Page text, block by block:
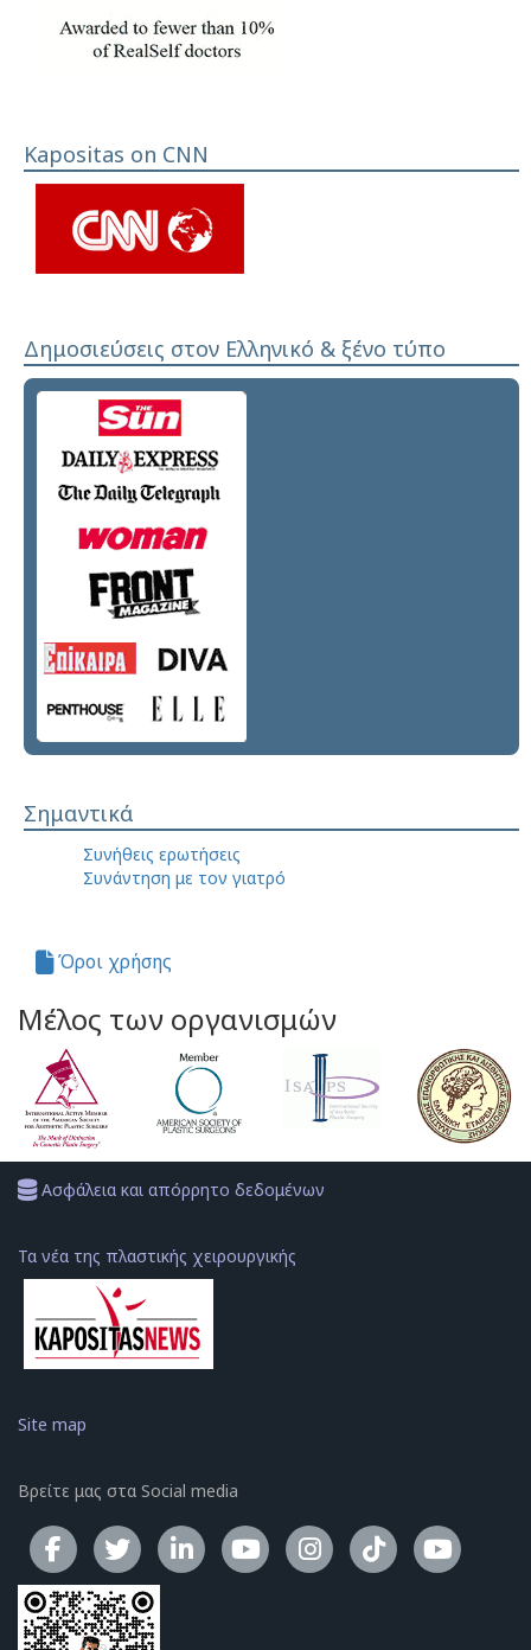
Kapositas on CNN
Δημοσιεύσεις στον Ελληνικό & ξένο τύπο
Σημαντικά
Συνήθεις ερωτήσεις
Συνάντηση με τον γιατρό
Όροι χρήσης
Μέλος των οργανισμών
Ασφάλεια και απόρρητο δεδομένων
Τα νέα της πλαστικής χειρουργικής
Site map
Βρείτε μας στα Social media